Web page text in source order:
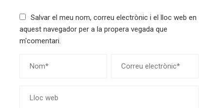
Salvar el meu nom, correu electrònic i el lloc web en
aquest navegador per a la propera vegada que
m'comentari.